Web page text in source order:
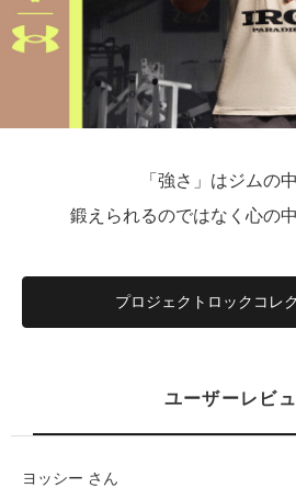
5XL －
※注意事項
商品は、独自の採寸方法により採寸さ
「強さ」はジムの
鍛えられるのではなく心の
プロジェクトロックコレ
ユーザーレビ
ヨッシー さん